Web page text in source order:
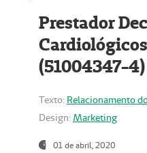
Prestador
(51004347-4)
Texto: Relacionamento
Design: Marketing
01 de abril, 2020